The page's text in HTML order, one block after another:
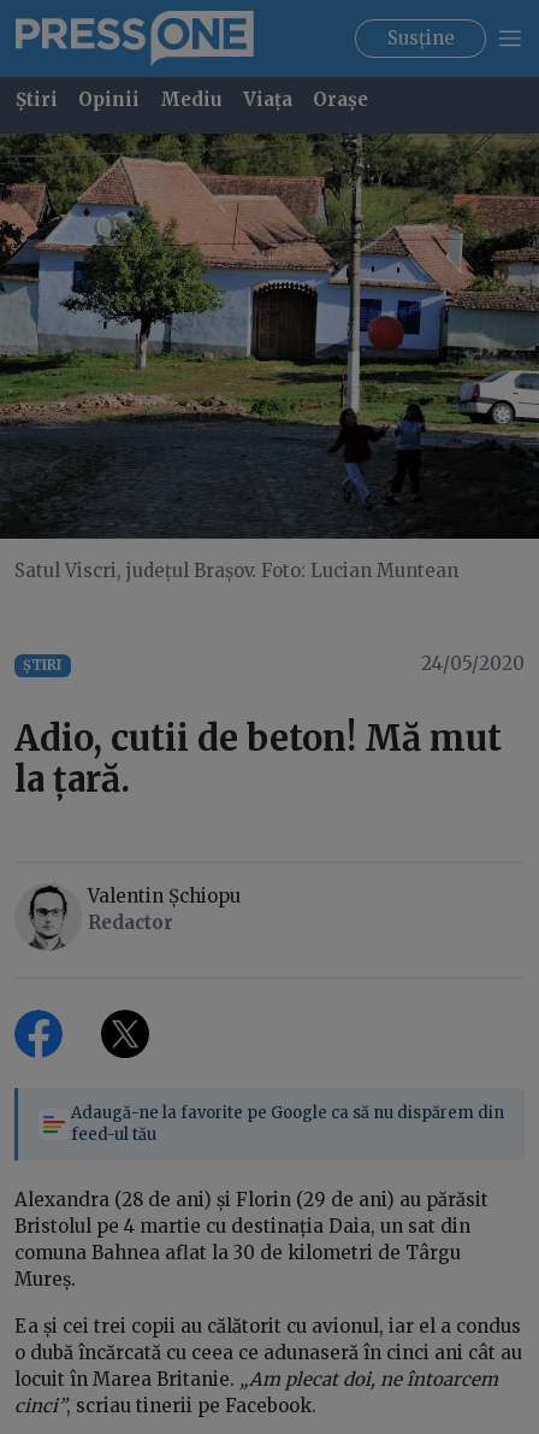
Susține
Știri Opinii Mediu Viața Orașe
Satul Viscri, județul Brașov. Foto: Lucian Muntean
ȘTIRI 24/05/2020
Adio, cutii de beton! Mă mut
la țară.
Valentin Șchiopu
Redactor
Adaugă-ne la favorite pe Google ca să nu dispărem din
feed-ul tău
Alexandra (28 de ani) și Florin (29 de ani) au părăsit
Bristolul pe 4 martie cu destinația Daia, un sat din
comuna Bahnea aflat la 30 de kilometri de Târgu
Mureș.
Ea și cei trei copii au călătorit cu avionul, iar el a condus
o dubă încărcată cu ceea ce adunaseră în cinci ani cât au
locuit în Marea Britanie. „Am plecat doi, ne întoarcem
cinci”, scriau tinerii pe Facebook.